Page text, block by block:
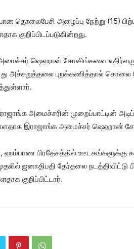
தொலைபேசி அழைப்பு நேற்று (15)
குறிப்பிடப்படுகின்றது.
ஷெஹான் சேமசிங்கவை
அச்சுறுத்தலை புறக்கணித்தால் கொலை
அமைச்சரின் முறைப்பாட்டின்
இராஜாங்க அமைச்சர் ஷெஹான்
பிரதேசத்தில் ஊடகங்களுக்கு
ஜனாதிபதி தேர்தலை
குறிப்பிட்டார்.